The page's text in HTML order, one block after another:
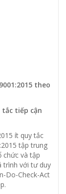
theo
tiếp cận
ít quy tắc
tập trung
chức và tập
trình với tư duy
Do-Check-Act